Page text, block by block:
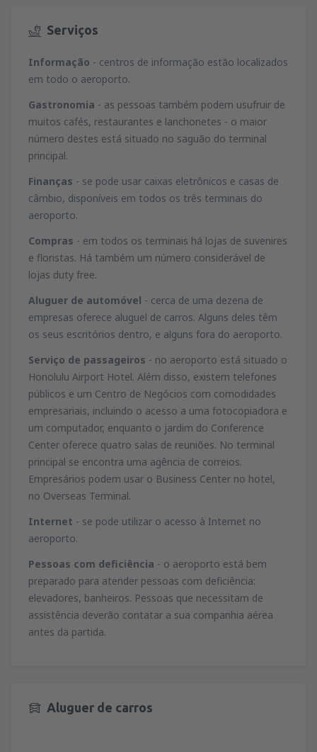
Serviços
Informação - centros de informação estão localizados
em todo o aeroporto.
Gastronomia - as pessoas também podem usufruir de
muitos cafés, restaurantes e lanchonetes - o maior
número destes está situado no saguão do terminal
principal.
Finanças - se pode usar caixas eletrônicos e casas de
câmbio, disponíveis em todos os três terminais do
aeroporto.
Compras - em todos os terminais há lojas de suvenires
e floristas. Há também um número considerável de
lojas duty free.
Aluguer de automóvel - cerca de uma dezena de
empresas oferece aluguel de carros. Alguns deles têm
os seus escritórios dentro, e alguns fora do aeroporto.
Serviço de passageiros - no aeroporto está situado o
Honolulu Airport Hotel. Além disso, existem telefones
públicos e um Centro de Negócios com comodidades
empresariais, incluindo o acesso a uma fotocopiadora e
um computador, enquanto o jardim do Conference
Center oferece quatro salas de reuniões. No terminal
principal se encontra uma agência de correios.
Empresários podem usar o Business Center no hotel,
no Overseas Terminal.
Internet - se pode utilizar o acesso à Internet no
aeroporto.
Pessoas com deficiência - o aeroporto está bem
preparado para atender pessoas com deficiência:
elevadores, banheiros. Pessoas que necessitam de
assistência deverão contatar a sua companhia aérea
antes da partida.
Aluguer de carros